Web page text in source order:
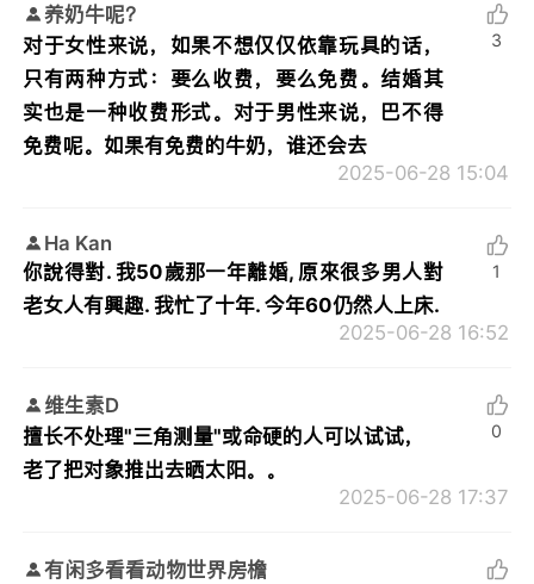
养奶牛呢？
对于女性来说，如果不想仅仅依靠玩具的话，
只有两种方式：要么收费，要么免费。结婚其
实也是一种收费形式。对于男性来说，巴不得
免费呢。如果有免费的牛奶，谁还会去
2025-06-28 15:04
3
Ha Kan
你說得對. 我50歲那一年離婚, 原來很多男人對
老女人有興趣. 我忙了十年. 今年60仍然人上床.
2025-06-28 16:52
1
维生素D
擅长不处理"三角测量"或命硬的人可以试试，
老了把对象推出去晒太阳。。
2025-06-28 17:37
0
有闲多看看动物世界房檐